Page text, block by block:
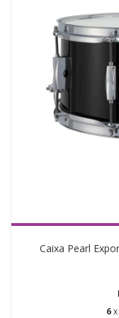
Caixa Pearl
6